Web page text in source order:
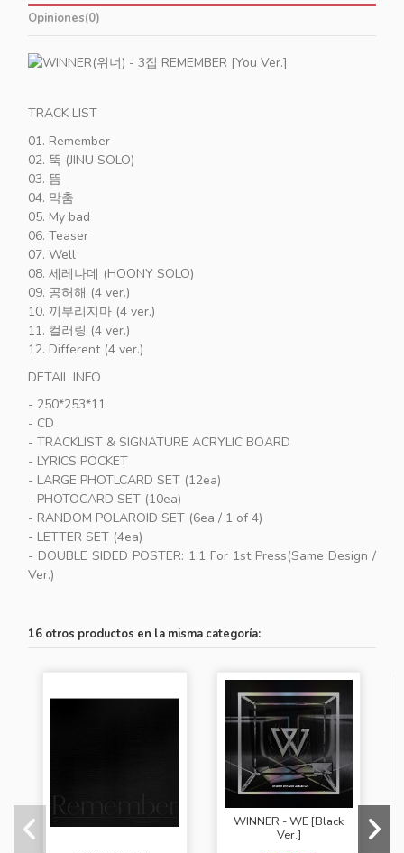
Opiniones(0)
TRACK LIST
01. Remember
02. 뚝 (JINU SOLO)
03. 뜸
04. 막춤
05. My bad
06. Teaser
07. Well
08. 세레나데 (HOONY SOLO)
09. 공허해 (4 ver.)
10. 끼부리지마 (4 ver.)
11. 컬러링 (4 ver.)
12. Different (4 ver.)
DETAIL INFO
- 250*253*11
- CD
- TRACKLIST & SIGNATURE ACRYLIC BOARD
- LYRICS POCKET
- LARGE PHOTLCARD SET (12ea)
- PHOTOCARD SET (10ea)
- RANDOM POLAROID SET (6ea / 1 of 4)
- LETTER SET (4ea)
- DOUBLE SIDED POSTER: 1:1 For 1st Press(Same Design /
Ver.)
16 otros productos en la misma categoría:
WINNER - WE [Black
Ver.]